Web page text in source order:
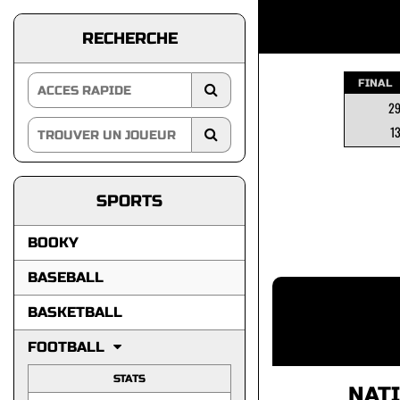
RECHERCHE
SPORTS
BOOKY
BASEBALL
BASKETBALL
FOOTBALL
STATS
FINAL
29
13